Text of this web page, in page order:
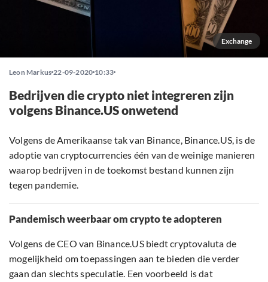
Exchange
Leon Markus 22-09-2020 10:33
Bedrijven die crypto niet integreren zijn
volgens Binance.US onwetend
Volgens de Amerikaanse tak van Binance, Binance.US, is de
adoptie van cryptocurrencies één van de weinige manieren
waarop bedrijven in de toekomst bestand kunnen zijn
tegen pandemie.
Pandemisch weerbaar om crypto te adopteren
Volgens de CEO van Binance.US biedt cryptovaluta de
mogelijkheid om toepassingen aan te bieden die verder
gaan dan slechts speculatie. Een voorbeeld is dat